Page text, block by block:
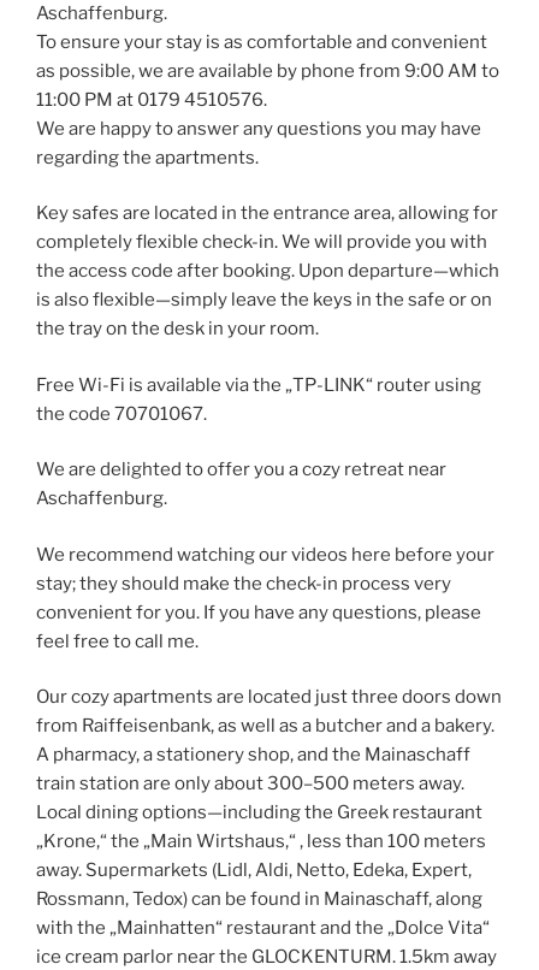
Aschaffenburg.
To ensure your stay is as comfortable and convenient
as possible, we are available by phone from 9:00 AM to
11:00 PM at 0179 4510576.
We are happy to answer any questions you may have
regarding the apartments.
Key safes are located in the entrance area, allowing for
completely flexible check-in. We will provide you with
the access code after booking. Upon departure—which
is also flexible—simply leave the keys in the safe or on
the tray on the desk in your room.
Free Wi-Fi is available via the „TP-LINK“ router using
the code 70701067.
We are delighted to offer you a cozy retreat near
Aschaffenburg.
We recommend watching our videos here before your
stay; they should make the check-in process very
convenient for you. If you have any questions, please
feel free to call me.
Our cozy apartments are located just three doors down
from Raiffeisenbank, as well as a butcher and a bakery.
A pharmacy, a stationery shop, and the Mainaschaff
train station are only about 300–500 meters away.
Local dining options—including the Greek restaurant
„Krone,“ the „Main Wirtshaus,“ , less than 100 meters
away. Supermarkets (Lidl, Aldi, Netto, Edeka, Expert,
Rossmann, Tedox) can be found in Mainaschaff, along
with the „Mainhatten“ restaurant and the „Dolce Vita“
ice cream parlor near the GLOCKENTURM. 1.5km away